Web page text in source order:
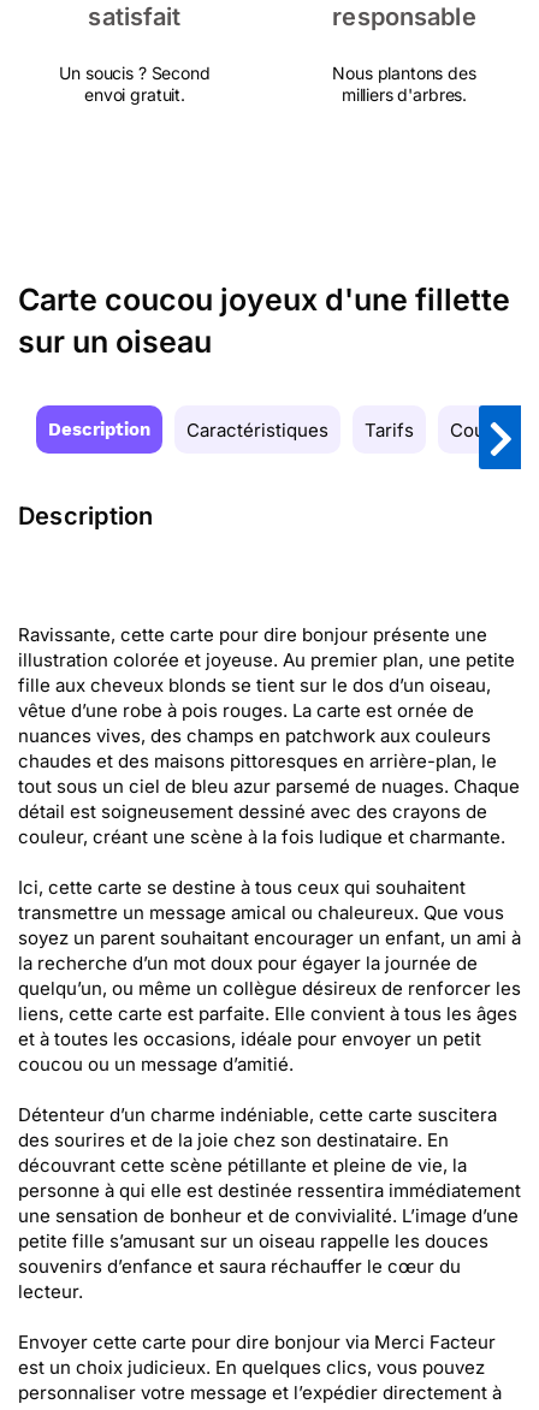
satisfait
Un soucis ? Second
envoi gratuit.
responsable
Nous plantons des
milliers d'arbres.
Carte coucou joyeux d'une fillette
sur un oiseau
Description Caractéristiques Tarifs Couleurs
Description
Ravissante, cette carte pour dire bonjour présente une
illustration colorée et joyeuse. Au premier plan, une petite
fille aux cheveux blonds se tient sur le dos d’un oiseau,
vêtue d’une robe à pois rouges. La carte est ornée de
nuances vives, des champs en patchwork aux couleurs
chaudes et des maisons pittoresques en arrière-plan, le
tout sous un ciel de bleu azur parsemé de nuages. Chaque
détail est soigneusement dessiné avec des crayons de
couleur, créant une scène à la fois ludique et charmante.
Ici, cette carte se destine à tous ceux qui souhaitent
transmettre un message amical ou chaleureux. Que vous
soyez un parent souhaitant encourager un enfant, un ami à
la recherche d’un mot doux pour égayer la journée de
quelqu’un, ou même un collègue désireux de renforcer les
liens, cette carte est parfaite. Elle convient à tous les âges
et à toutes les occasions, idéale pour envoyer un petit
coucou ou un message d’amitié.
Détenteur d’un charme indéniable, cette carte suscitera
des sourires et de la joie chez son destinataire. En
découvrant cette scène pétillante et pleine de vie, la
personne à qui elle est destinée ressentira immédiatement
une sensation de bonheur et de convivialité. L’image d’une
petite fille s’amusant sur un oiseau rappelle les douces
souvenirs d’enfance et saura réchauffer le cœur du
lecteur.
Envoyer cette carte pour dire bonjour via Merci Facteur
est un choix judicieux. En quelques clics, vous pouvez
personnaliser votre message et l’expédier directement à